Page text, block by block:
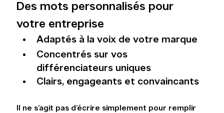
Des mots personnalisés pour
votre entreprise
Adaptés à la voix de votre marque
Concentrés sur vos
différenciateurs uniques
Clairs, engageants et convaincants
Il ne s’agit pas d’écrire simplement pour remplir